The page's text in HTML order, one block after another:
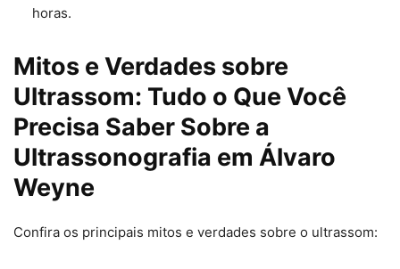
horas.
Mitos e Verdades sobre
Ultrassom: Tudo o Que Você
Precisa Saber Sobre a
Ultrassonografia em Álvaro
Weyne
Confira os principais mitos e verdades sobre o ultrassom: